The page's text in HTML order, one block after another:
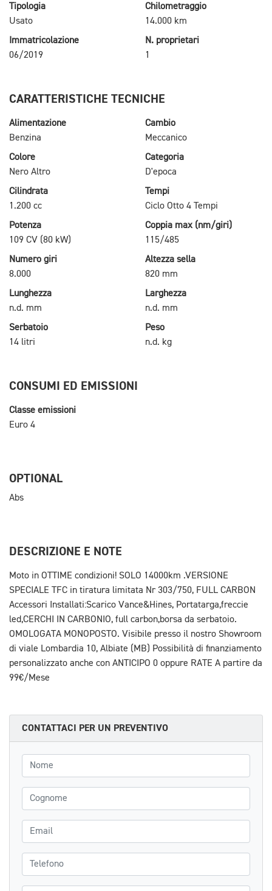
Tipologia
Usato
Chilometraggio
14.000 km
Immatricolazione
06/2019
N. proprietari
1
CARATTERISTICHE TECNICHE
Alimentazione
Benzina
Cambio
Meccanico
Colore
Nero Altro
Categoria
D'epoca
Cilindrata
1.200 cc
Tempi
Ciclo Otto 4 Tempi
Potenza
109 CV (80 kW)
Coppia max (nm/giri)
115/485
Numero giri
8.000
Altezza sella
820 mm
Lunghezza
n.d. mm
Larghezza
n.d. mm
Serbatoio
14 litri
Peso
n.d. kg
CONSUMI ED EMISSIONI
Classe emissioni
Euro 4
OPTIONAL
Abs
DESCRIZIONE E NOTE
Moto in OTTIME condizioni! SOLO 14000km .VERSIONE
SPECIALE TFC in tiratura limitata Nr 303/750, FULL CARBON
Accessori Installati:Scarico Vance&Hines, Portatarga,freccie
led,CERCHI IN CARBONIO, full carbon,borsa da serbatoio.
OMOLOGATA MONOPOSTO. Visibile presso il nostro Showroom
di viale Lombardia 10, Albiate (MB) Possibilità di finanziamento
personalizzato anche con ANTICIPO 0 oppure RATE A partire da
99€/Mese
CONTATTACI PER UN PREVENTIVO
Nome
Cognome
Email
Telefono